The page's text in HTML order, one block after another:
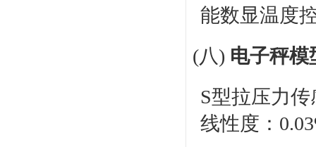
能数显温度
(八) 电子秤模
S型拉压力
线性度：